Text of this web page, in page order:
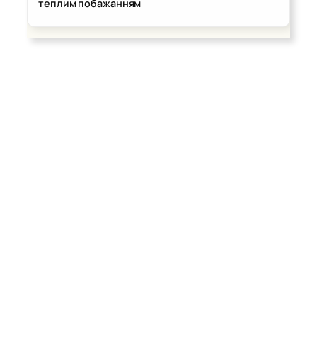
теплим побажанням